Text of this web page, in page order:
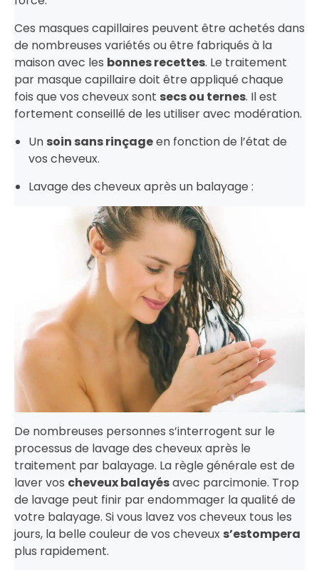
Ces masques capillaires peuvent être achetés dans
de nombreuses variétés ou être fabriqués à la
maison avec les bonnes recettes. Le traitement
par masque capillaire doit être appliqué chaque
fois que vos cheveux sont secs ou ternes. Il est
fortement conseillé de les utiliser avec modération.
Un soin sans rinçageen fonction de l’état de
vos cheveux.
Lavage des cheveux après un balayage :
De nombreuses personnes s’interrogent sur le
processus de lavage des cheveux après le
traitement par balayage. La règle générale est de
laver vos cheveux balayésavec parcimonie. Trop
de lavage peut finir par endommager la qualité de
votre balayage. Si vous lavez vos cheveux tous les
jours, la belle couleur de vos cheveux s’estompera
plus rapidement.